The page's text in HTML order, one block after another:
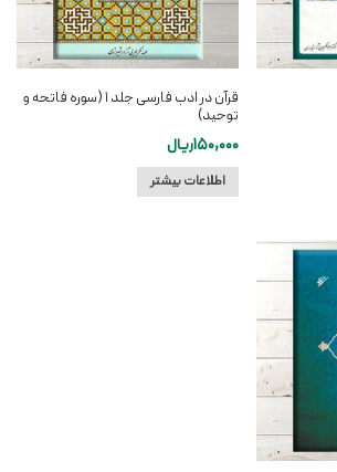
قرآن در ادب فارسی جلد ۱ (سوره فاتحه و
توحید)
150,000ریال
اطلاعات بیشتر